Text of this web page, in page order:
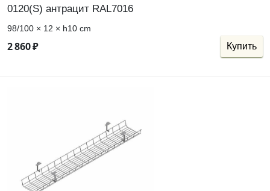
0120(S) антрацит RAL7016
98/100 × 12 × h10 cm
2860₽ Купить